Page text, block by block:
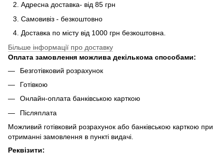
Адресна доставка- від 85 грн
Самовивіз - безкоштовно
Доставка по місту від 1000 грн безкоштовна.
Більше інформації про доставку
Оплата замовлення можлива декількома способами:
Безготівковий розрахунок
Готівкою
Онлайн-оплата банківською карткою
Післяплата
Можливий готівковий розрахунок або банківською карткою при
отриманні замовлення в пункті видачі.
Реквізити: